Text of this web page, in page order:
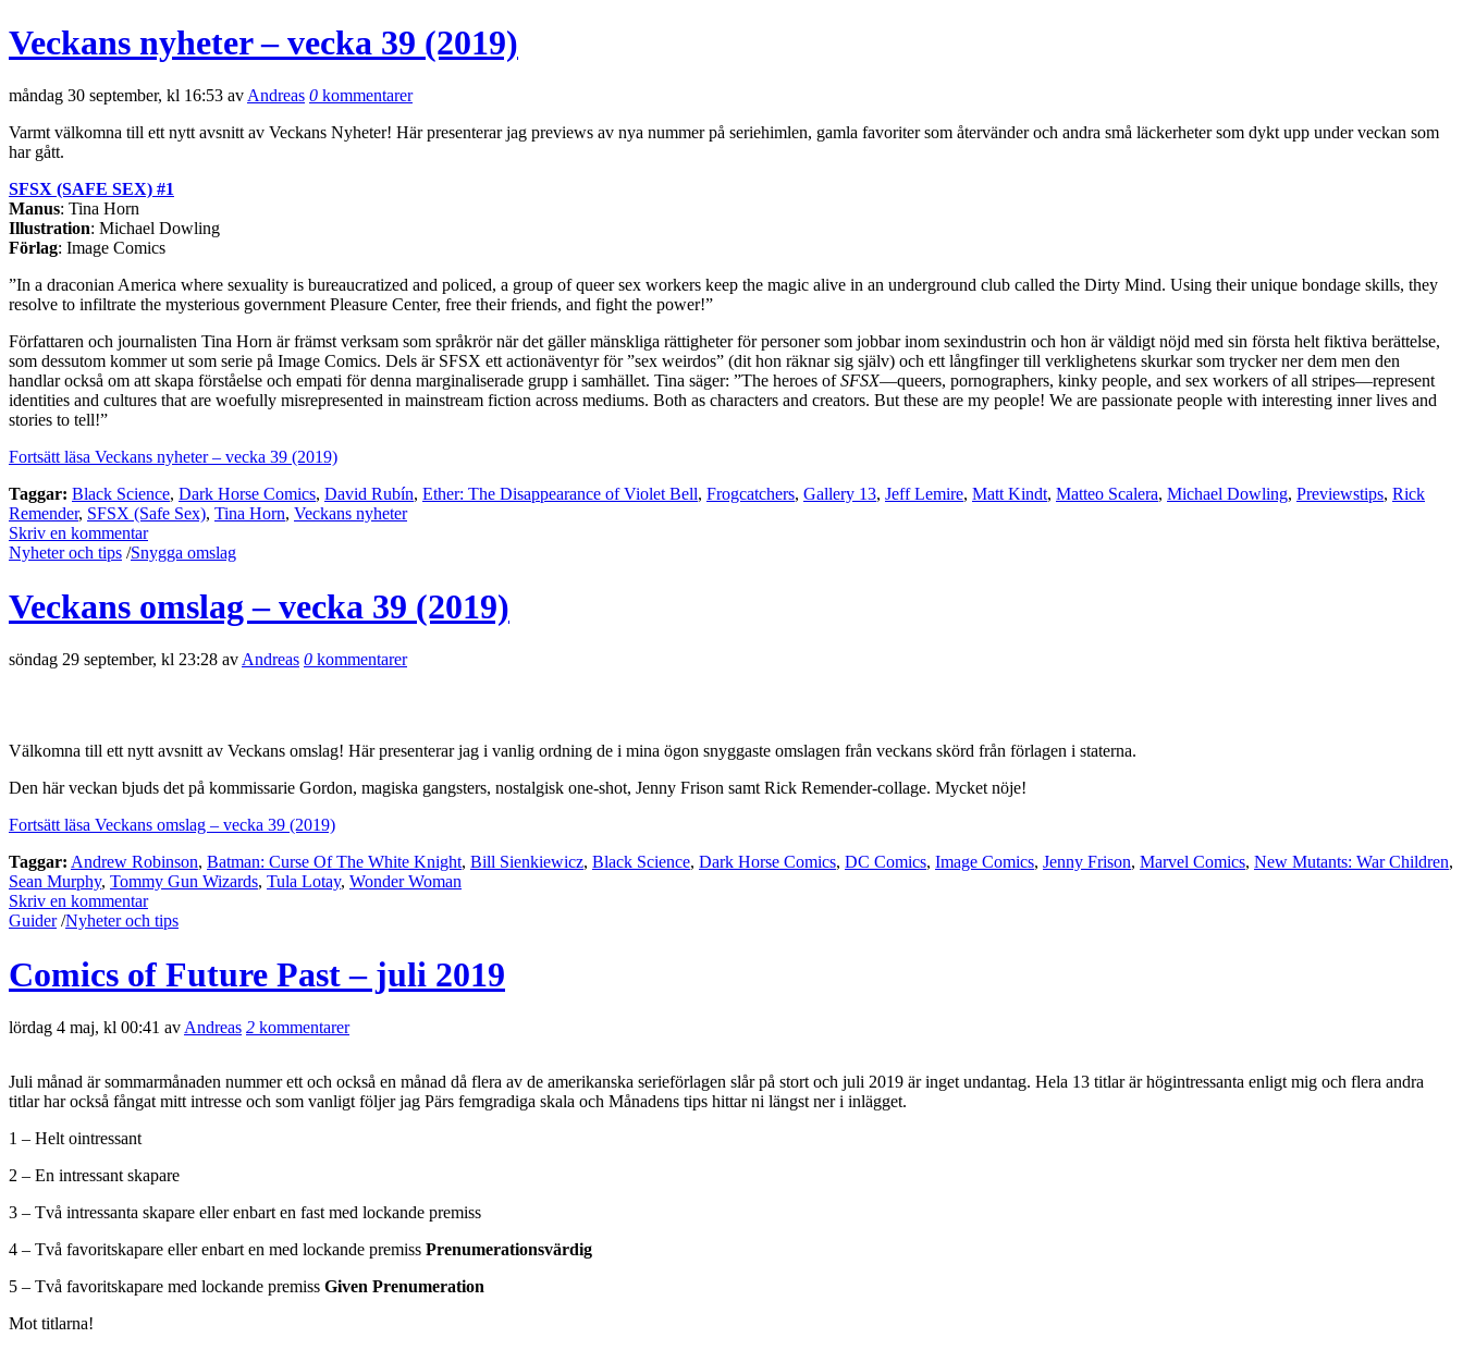
Veckans nyheter – vecka 39 (2019)
måndag 30 september, kl 16:53 av Andreas 0 kommentarer
Varmt välkomna till ett nytt avsnitt av Veckans Nyheter! Här presenterar jag previews av nya nummer på seriehimlen, gamla favoriter som återvänder och andra små läckerheter som dykt upp under veckan som
har gått.
SFSX (SAFE SEX) #1
Manus: Tina Horn
Illustration: Michael Dowling
Förlag: Image Comics
”In a draconian America where sexuality is bureaucratized and policed, a group of queer sex workers keep the magic alive in an underground club called the Dirty Mind. Using their unique bondage skills, they
resolve to infiltrate the mysterious government Pleasure Center, free their friends, and fight the power!”
Författaren och journalisten Tina Horn är främst verksam som språkrör när det gäller mänskliga rättigheter för personer som jobbar inom sexindustrin och hon är väldigt nöjd med sin första helt fiktiva berättelse,
som dessutom kommer ut som serie på Image Comics. Dels är SFSX ett actionäventyr för ”sex weirdos” (dit hon räknar sig själv) och ett långfinger till verklighetens skurkar som trycker ner dem men den
handlar också om att skapa förståelse och empati för denna marginaliserade grupp i samhället. Tina säger: ”The heroes ofSFSX—queers, pornographers, kinky people, and sex workers of all stripes—represent
identities and cultures that are woefully misrepresented in mainstream fiction across mediums. Both as characters and creators. But these are my people! We are passionate people with interesting inner lives and
stories to tell!”
Fortsätt läsa Veckans nyheter – vecka 39 (2019)
Taggar: Black Science, Dark Horse Comics, David Rubín, Ether: The Disappearance of Violet Bell, Frogcatchers, Gallery 13, Jeff Lemire, Matt Kindt, Matteo Scalera, Michael Dowling, Previewstips, Rick
Remender, SFSX (Safe Sex), Tina Horn, Veckans nyheter
Skriv en kommentar
Nyheter och tips /Snygga omslag
Veckans omslag – vecka 39 (2019)
söndag 29 september, kl 23:28 av Andreas 0 kommentarer
Välkomna till ett nytt avsnitt av Veckans omslag! Här presenterar jag i vanlig ordning de i mina ögon snyggaste omslagen från veckans skörd från förlagen i staterna.
Den här veckan bjuds det på kommissarie Gordon, magiska gangsters, nostalgisk one-shot, Jenny Frison samt Rick Remender-collage. Mycket nöje!
Fortsätt läsa Veckans omslag – vecka 39 (2019)
Taggar: Andrew Robinson, Batman: Curse Of The White Knight, Bill Sienkiewicz, Black Science, Dark Horse Comics, DC Comics, Image Comics, Jenny Frison, Marvel Comics, New Mutants: War Children,
Sean Murphy, Tommy Gun Wizards, Tula Lotay, Wonder Woman
Skriv en kommentar
Guider/Nyheter och tips
Comics of Future Past – juli 2019
lördag 4 maj, kl 00:41 av Andreas 2 kommentarer
Juli månad är sommarmånaden nummer ett och också en månad då flera av de amerikanska serieförlagen slår på stort och juli 2019 är inget undantag. Hela 13 titlar är högintressanta enligt mig och flera andra
titlar har också fångat mitt intresse och som vanligt följer jag Pärs femgradiga skala och Månadens tips hittar ni längst ner i inlägget.
1 – Helt ointressant
2 – En intressant skapare
3 – Två intressanta skapare eller enbart en fast med lockande premiss
4 – Två favoritskapare eller enbart en med lockande premiss Prenumerationsvärdig
5 – Två favoritskapare med lockande premiss Given Prenumeration
Mot titlarna!